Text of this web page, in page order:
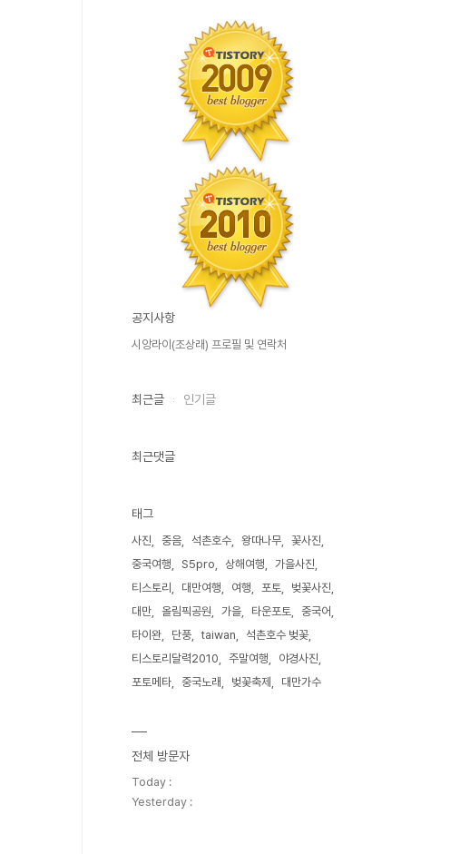
공지사항
시앙라이(조상래) 프로필 및 연락처
최근글 인기글
최근댓글
태그
사진 중음 석촌호수 왕따나무
꽃사진
중국여행
S5pro 상해여행
가을사진
티스토리
대만여행 여행 포토
벚꽃사진
대만
올림픽공원 가을 타운포토
중국어
타이완
단풍 taiwan
석촌호수 벚꽃
티스토리달력2010
주말여행
야경사진
포토메타
중국노래 벚꽃축제 대만가수
전체 방문자
Today :
Yesterday :